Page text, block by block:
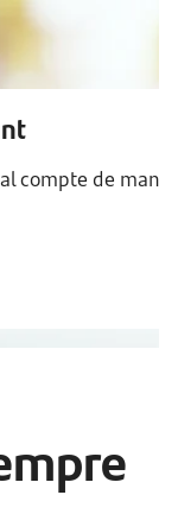
compte de